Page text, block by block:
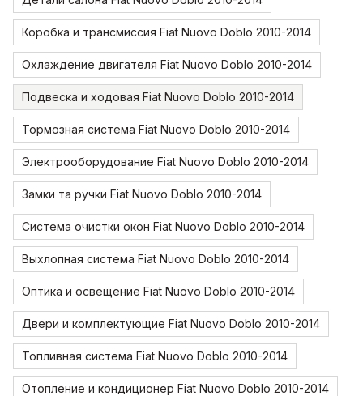
Коробка и трансмиссия Fiat Nuovo Doblo 2010-2014
Охлаждение двигателя Fiat Nuovo Doblo 2010-2014
Подвеска и ходовая Fiat Nuovo Doblo 2010-2014
Тормозная система Fiat Nuovo Doblo 2010-2014
Электрооборудование Fiat Nuovo Doblo 2010-2014
Замки та ручки Fiat Nuovo Doblo 2010-2014
Система очистки окон Fiat Nuovo Doblo 2010-2014
Выхлопная система Fiat Nuovo Doblo 2010-2014
Оптика и освещение Fiat Nuovo Doblo 2010-2014
Двери и комплектующие Fiat Nuovo Doblo 2010-2014
Топливная система Fiat Nuovo Doblo 2010-2014
Отопление и кондиционер Fiat Nuovo Doblo 2010-2014